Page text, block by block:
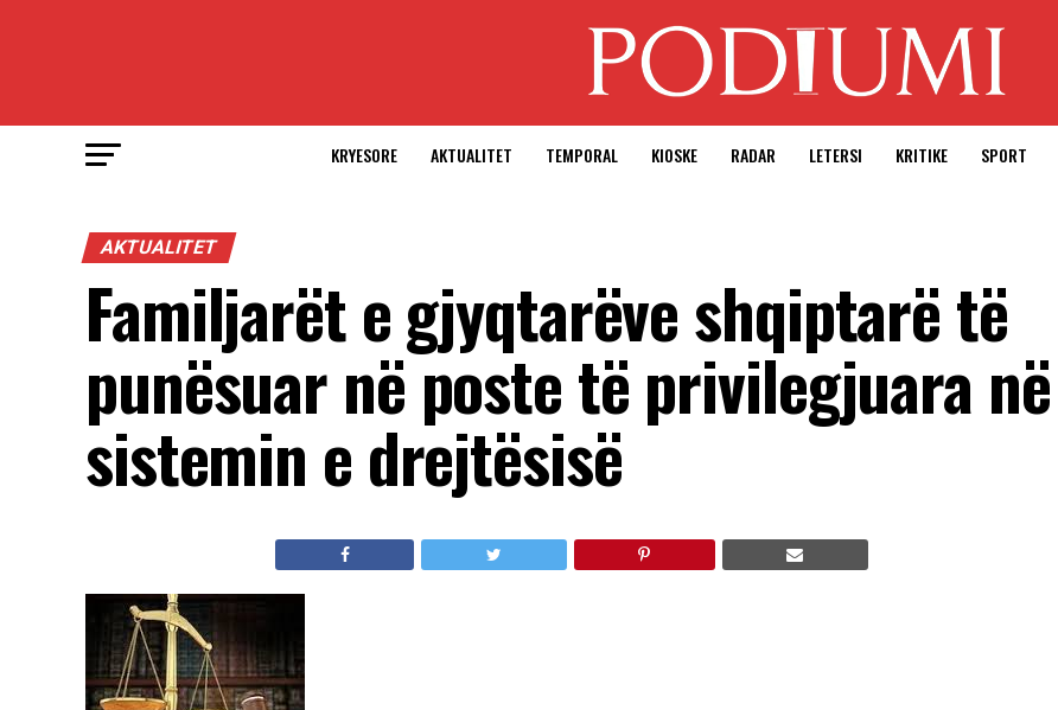
KRYESORE AKTUALITET TEMPORAL KIOSKE RADAR LETERSI KRITIKE SPORT
AKTUALITET
Familjarët e gjyqtarëve shqiptarë të
punësuar në poste të privilegjuara në
sistemin e drejtësisë